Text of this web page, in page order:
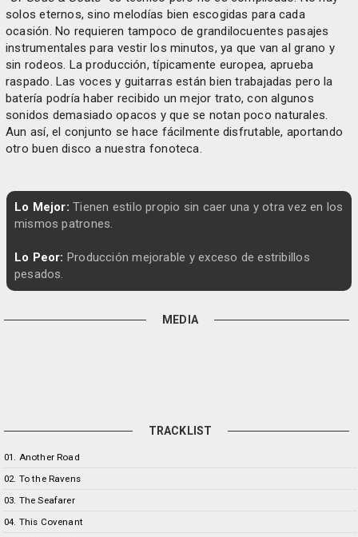
solos eternos, sino melodías bien escogidas para cada
ocasión. No requieren tampoco de grandilocuentes pasajes
instrumentales para vestir los minutos, ya que van al grano y
sin rodeos. La producción, típicamente europea, aprueba
raspado. Las voces y guitarras están bien trabajadas pero la
batería podría haber recibido un mejor trato, con algunos
sonidos demasiado opacos y que se notan poco naturales.
Aun así, el conjunto se hace fácilmente disfrutable, aportando
otro buen disco a nuestra fonoteca.
Lo Mejor: Tienen estilo propio sin caer una y otra vez en los
mismos patrones.
Lo Peor: Producción mejorable y exceso de estribillos
pesados.
MEDIA
TRACKLIST
01. Another Road
02. To the Ravens
03. The Seafarer
04. This Covenant